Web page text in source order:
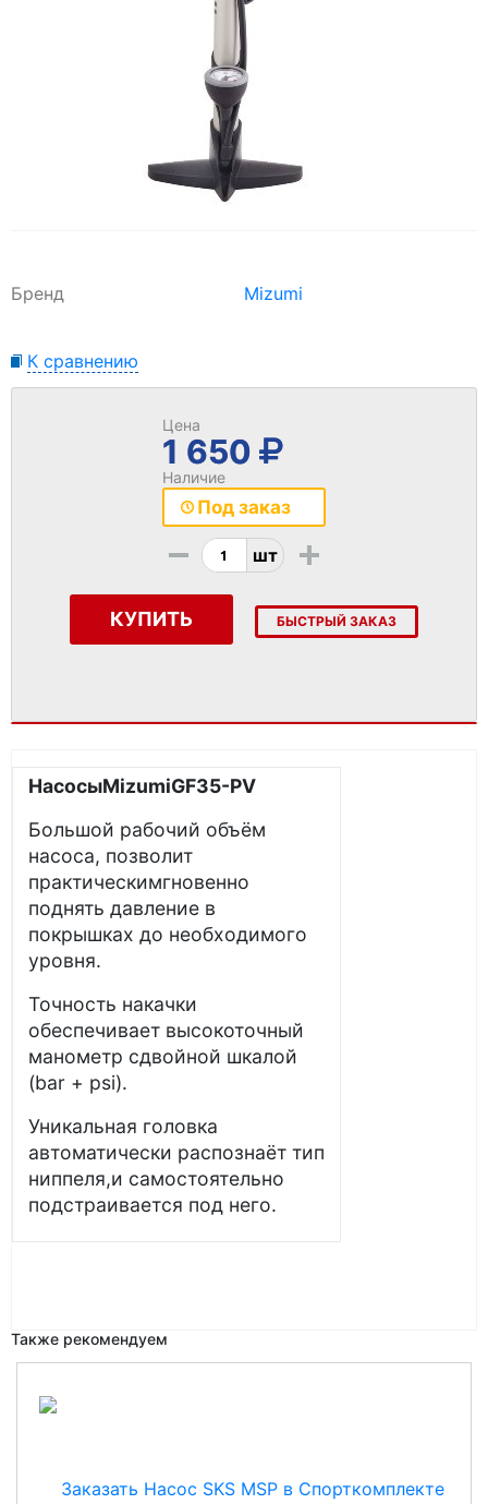
Бренд Mizumi
К сравнению
Цена
1 650
Наличие
Под заказ
- шт +
КУПИТЬ БЫСТРЫЙ ЗАКАЗ
НасосыMizumiGF35-PV
Большой рабочий объём
насоса, позволит
практическимгновенно
поднять давление в
покрышках до необходимого
уровня.
Точность накачки
обеспечивает высокоточный
манометр сдвойной шкалой
(bar + psi).
Уникальная головка
автоматически распознаёт тип
ниппеля,и самостоятельно
подстраивается под него.
Также рекомендуем